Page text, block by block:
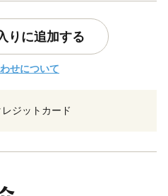
りに追加する
せについて
レジットカード